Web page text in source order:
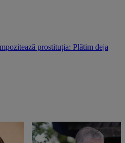
prostituția: Plătim deja